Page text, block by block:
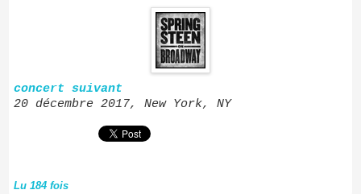
concert suivant
20 décembre 2017, New York, NY
Lu 184 fois